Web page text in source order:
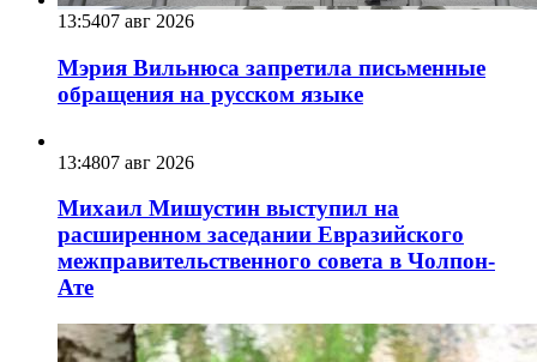
13:5407 авг 2026
Мэрия Вильнюса запретила письменные
обращения на русском языке
13:4807 авг 2026
Михаил Мишустин выступил на
расширенном заседании Евразийского
межправительственного совета в Чолпон-
Ате